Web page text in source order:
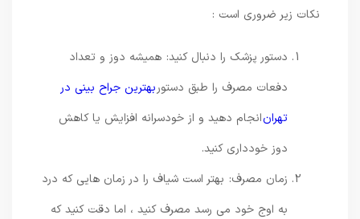
نکات زیر ضروری است :
دستور پزشک را دنبال کنید: همیشه دوز و تعداد
دفعات مصرف را طبق دستور بهترین جراح بینی در
انجام دهید و از خودسرانه افزایش یا کاهش
دوز خودداری کنید.
زمان مصرف: بهتر است شیاف را در زمان ‌هایی که درد
به اوج خود می ‌رسد مصرف کنید ، اما دقت کنید که